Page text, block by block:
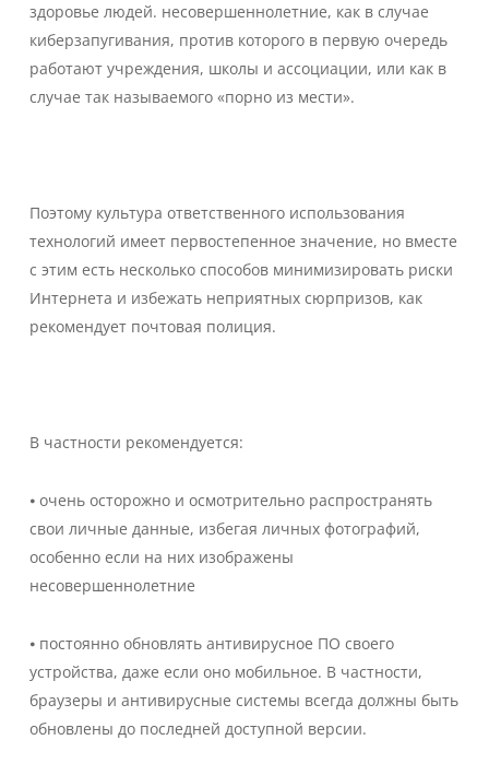
здоровье людей. несовершеннолетние, как в случае
киберзапугивания, против которого в первую очередь
работают учреждения, школы и ассоциации, или как в
случае так называемого «порно из мести».
Поэтому культура ответственного использования
технологий имеет первостепенное значение, но вместе
с этим есть несколько способов минимизировать риски
Интернета и избежать неприятных сюрпризов, как
рекомендует почтовая полиция.
В частности рекомендуется:
⦁ очень осторожно и осмотрительно распространять
свои личные данные, избегая личных фотографий,
особенно если на них изображены
несовершеннолетние
⦁ постоянно обновлять антивирусное ПО своего
устройства, даже если оно мобильное. В частности,
браузеры и антивирусные системы всегда должны быть
обновлены до последней доступной версии.